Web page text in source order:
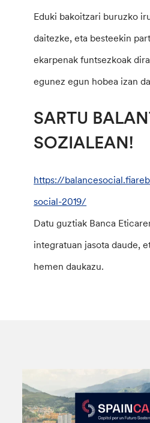
Eduki bakoitzari buruzko
daitezke, eta besteekin
ekarpenak funtsezkoak
egunez egun hobea izan
SARTU
SOZIALEAN!
https://
social-2019/
Datu guztiak Banca
integratuan jasota daude,
hemen daukazu.